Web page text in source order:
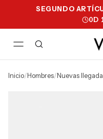
SEGUNDO
0D
inicio/ hombres/ nuevas